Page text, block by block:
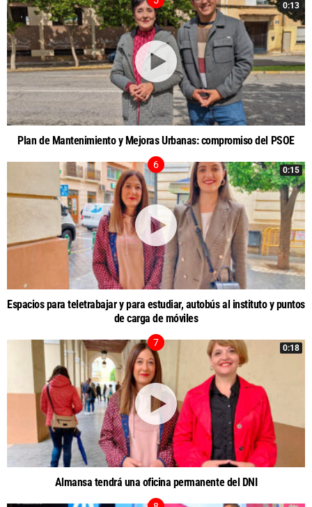
0:13
Plan de Mantenimiento y Mejoras Urbanas: compromiso del PSOE
0:15
Espacios para teletrabajar y para estudiar, autobús al instituto y puntos
de carga de móviles
0:18
Almansa tendrá una oficina permanente del DNI